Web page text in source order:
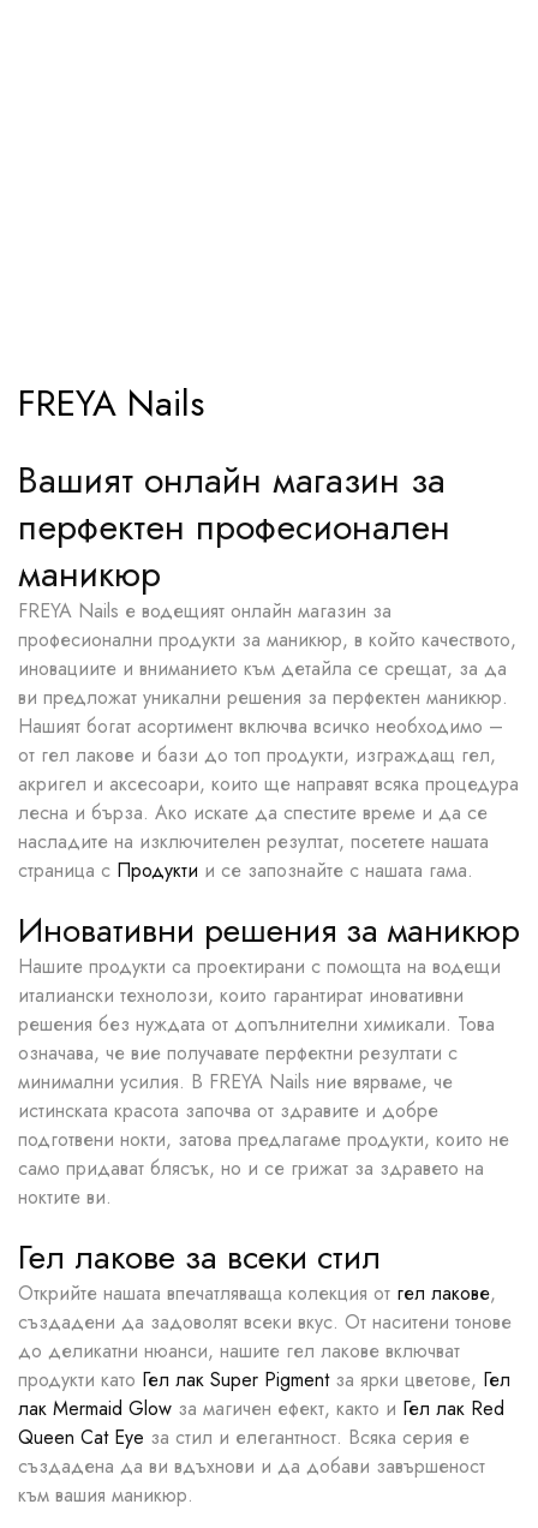
FREYA Nails
Вашият онлайн магазин за
перфектен професионален
маникюр
FREYA Nails е водещият онлайн магазин за
професионални продукти за маникюр, в който качеството,
иновациите и вниманието към детайла се срещат, за да
ви предложат уникални решения за перфектен маникюр.
Нашият богат асортимент включва всичко необходимо –
от гел лакове и бази до топ продукти, изграждащ гел,
акригел и аксесоари, които ще направят всяка процедура
лесна и бърза. Ако искате да спестите време и да се
насладите на изключителен резултат, посетете нашата
страница с Продукти и се запознайте с нашата гама.
Иновативни решения за маникюр
Нашите продукти са проектирани с помощта на водещи
италиански технолози, които гарантират иновативни
решения без нуждата от допълнителни химикали. Това
означава, че вие получавате перфектни резултати с
минимални усилия. В FREYA Nails ние вярваме, че
истинската красота започва от здравите и добре
подготвени нокти, затова предлагаме продукти, които не
само придават блясък, но и се грижат за здравето на
ноктите ви.
Гел лакове за всеки стил
Открийте нашата впечатляваща колекция от гел лакове,
създадени да задоволят всеки вкус. От наситени тонове
до деликатни нюанси, нашите гел лакове включват
продукти като Гел лак Super Pigmentза ярки цветове, Гел
лак Mermaid Glow за магичен ефект, както и Гел лак Red
Queen Cat Eye за стил и елегантност. Всяка серия е
създадена да ви вдъхнови и да добави завършеност
към вашия маникюр.